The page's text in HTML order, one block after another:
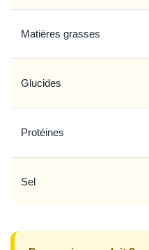
Matières grasses
Glucides
Protéines
Sel